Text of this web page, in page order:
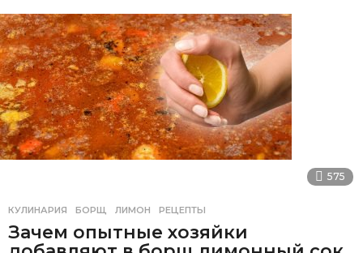
575
КУЛИНАРИЯ БОРЩ ,ЛИМОН ,РЕЦЕПТЫ
Зачем опытные хозяйки